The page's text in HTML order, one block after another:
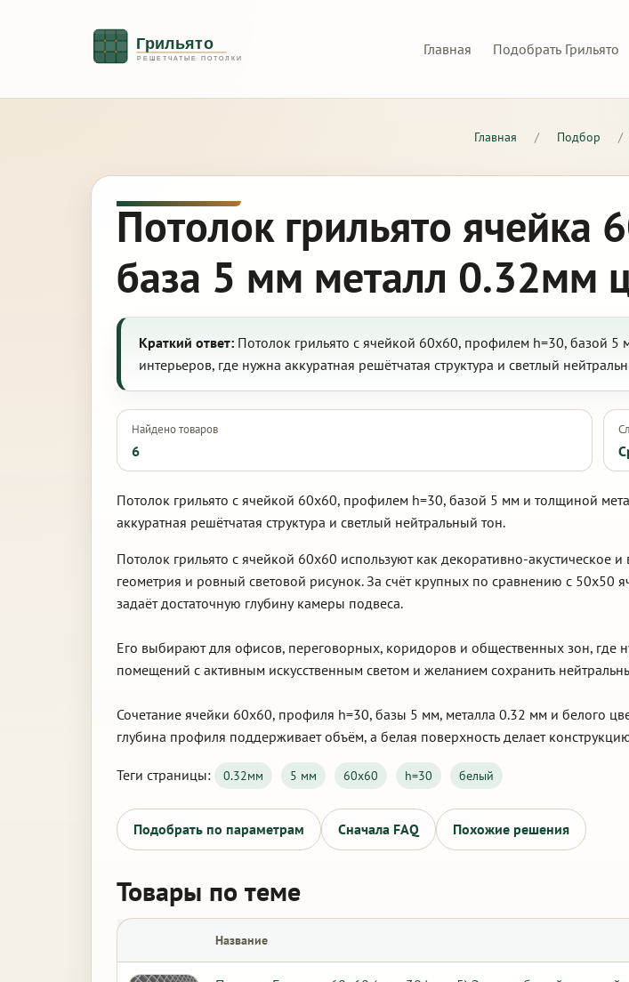
Главная Подобрать Грильято
Главная / Подбор /
Потолок грильято
база 5 мм металл 0.32мм
Краткий ответ: Потолок грильято с ячейкой 60х60, профилем h=30, базой
интерьеров, где нужна аккуратная решётчатая структура и светлый
Найдено товаров
6
Потолок грильято с ячейкой 60х60, профилем h=30, базой 5 мм и толщиной
аккуратная решётчатая структура и светлый нейтральный тон.
Потолок грильято с ячейкой 60х60 используют как декоративно-
геометрия и ровный световой рисунок. За счёт крупных по сравнению с 50х50
задаёт достаточную глубину камеры подвеса.
Его выбирают для офисов, переговорных, коридоров и общественных зон, где
помещений с активным искусственным светом и желанием сохранить
Сочетание ячейки 60х60, профиля h=30, базы 5 мм, металла 0.32 мм и белого
глубина профиля поддерживает объём, а белая поверхность делает
Теги страницы: 0.32мм 5 мм 60х60 h=30 белый
Подобрать по параметрам Сначала FAQ Похожие решения
Товары по теме
Название